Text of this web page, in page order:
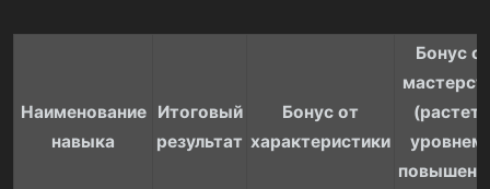
Наименование
навыка
Итоговый
результат
Бонус от
характеристики
Бонус
(растет
уровнем